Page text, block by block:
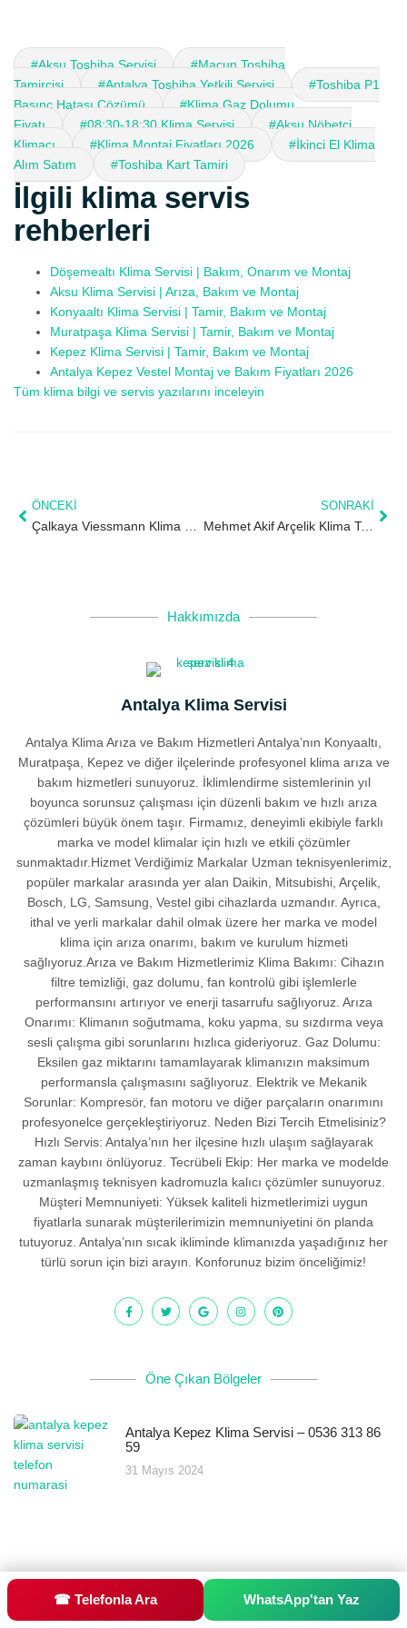
#Aksu Toshiba Servisi
#Macun Toshiba
Tamircisi
#Antalya Toshiba Yetkili Servisi
#Toshiba P1
Basınç Hatası Çözümü
#Klima Gaz Dolumu
Fiyatı
#08:30-18:30 Klima Servisi
#Aksu Nöbetçi
Klimacı
#Klima Montaj Fiyatları 2026
#İkinci El Klima
Alım Satım
#Toshiba Kart Tamiri
İlgili klima servis
rehberleri
Döşemealtı Klima Servisi | Bakım, Onarım ve Montaj
Aksu Klima Servisi | Arıza, Bakım ve Montaj
Konyaaltı Klima Servisi | Tamir, Bakım ve Montaj
Muratpaşa Klima Servisi | Tamir, Bakım ve Montaj
Kepez Klima Servisi | Tamir, Bakım ve Montaj
Antalya Kepez Vestel Montaj ve Bakım Fiyatları 2026
Tüm klima bilgi ve servis yazılarını inceleyin
ÖNCEKI
Çalkaya Viessmann Klima Tamircisi – Aksu 08:30-18:30 Servis
SONRAKI
Mehmet Akif Arçelik Klima Tamircisi – Kepez 08:30-18:30 Servis
Hakkımızda
Antalya Klima Servisi
Antalya Klima Arıza ve Bakım Hizmetleri Antalya’nın Konyaaltı,
Muratpaşa, Kepez ve diğer ilçelerinde profesyonel klima arıza ve
bakım hizmetleri sunuyoruz. İklimlendirme sistemlerinin yıl
boyunca sorunsuz çalışması için düzenli bakım ve hızlı arıza
çözümleri büyük önem taşır. Firmamız, deneyimli ekibiyle farklı
marka ve model klimalar için hızlı ve etkili çözümler
sunmaktadır.Hizmet Verdiğimiz Markalar Uzman teknisyenlerimiz,
popüler markalar arasında yer alan Daikin, Mitsubishi, Arçelik,
Bosch, LG, Samsung, Vestel gibi cihazlarda uzmandır. Ayrıca,
ithal ve yerli markalar dahil olmak üzere her marka ve model
klima için arıza onarımı, bakım ve kurulum hizmeti
sağlıyoruz.Arıza ve Bakım Hizmetlerimiz Klima Bakımı: Cihazın
filtre temizliği, gaz dolumu, fan kontrolü gibi işlemlerle
performansını artırıyor ve enerji tasarrufu sağlıyoruz. Arıza
Onarımı: Klimanın soğutmama, koku yapma, su sızdırma veya
sesli çalışma gibi sorunlarını hızlıca gideriyoruz. Gaz Dolumu:
Eksilen gaz miktarını tamamlayarak klimanızın maksimum
performansla çalışmasını sağlıyoruz. Elektrik ve Mekanik
Sorunlar: Kompresör, fan motoru ve diğer parçaların onarımını
profesyonelce gerçekleştiriyoruz. Neden Bizi Tercih Etmelisiniz?
Hızlı Servis: Antalya’nın her ilçesine hızlı ulaşım sağlayarak
zaman kaybını önlüyoruz. Tecrübeli Ekip: Her marka ve modelde
uzmanlaşmış teknisyen kadromuzla kalıcı çözümler sunuyoruz.
Müşteri Memnuniyeti: Yüksek kaliteli hizmetlerimizi uygun
fiyatlarla sunarak müşterilerimizin memnuniyetini ön planda
tutuyoruz. Antalya’nın sıcak ikliminde klimanızda yaşadığınız her
türlü sorun için bizi arayın. Konforunuz bizim önceliğimiz!
Öne Çıkan Bölgeler
Antalya Kepez Klima Servisi – 0536 313 86
59
31 Mayıs 2024
☎ Telefonla Ara WhatsApp'tan Yaz